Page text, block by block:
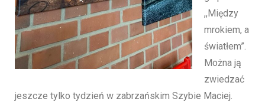
,,Między
mrokiem, a
światłem”.
Można ją
zwiedzać
jeszcze tylko tydzień w zabrzańskim Szybie Maciej.